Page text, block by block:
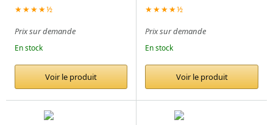
★★★★½
Prix sur demande
En stock
Voir le produit
★★★★½
Prix sur demande
En stock
Voir le produit